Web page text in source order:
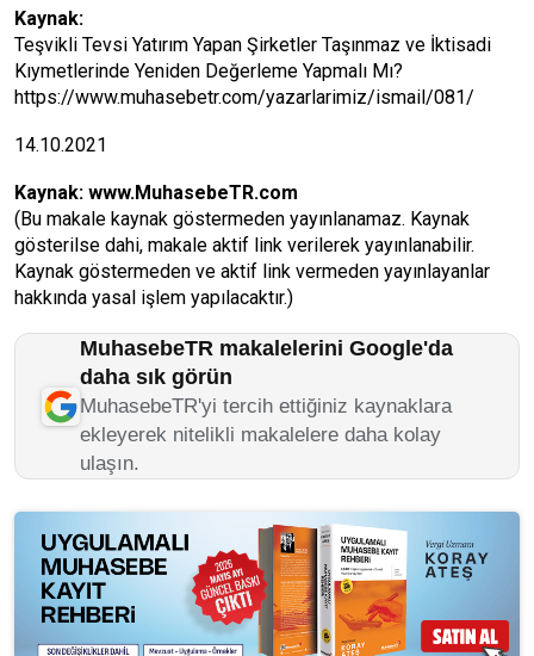
Kaynak:
Teşvikli Tevsi Yatırım Yapan Şirketler Taşınmaz ve İktisadi
Kıymetlerinde Yeniden Değerleme Yapmalı Mı?
https://www.muhasebetr.com/yazarlarimiz/ismail/081/
14.10.2021
Kaynak: www.MuhasebeTR.com
(Bu makale kaynak göstermeden yayınlanamaz. Kaynak
gösterilse dahi, makale aktif link verilerek yayınlanabilir.
Kaynak göstermeden ve aktif link vermeden yayınlayanlar
hakkında yasal işlem yapılacaktır.)
MuhasebeTR makalelerini Google'da
daha sık görün
MuhasebeTR'yi tercih ettiğiniz kaynaklara
ekleyerek nitelikli makalelere daha kolay
ulaşın.